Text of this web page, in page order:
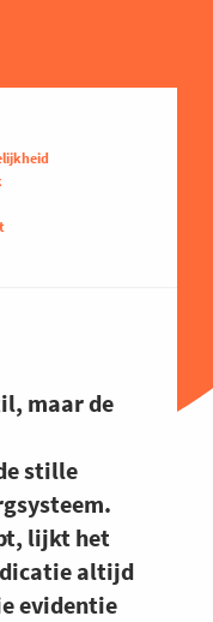
maar de
stille
lijkt het
altijd
evidentie